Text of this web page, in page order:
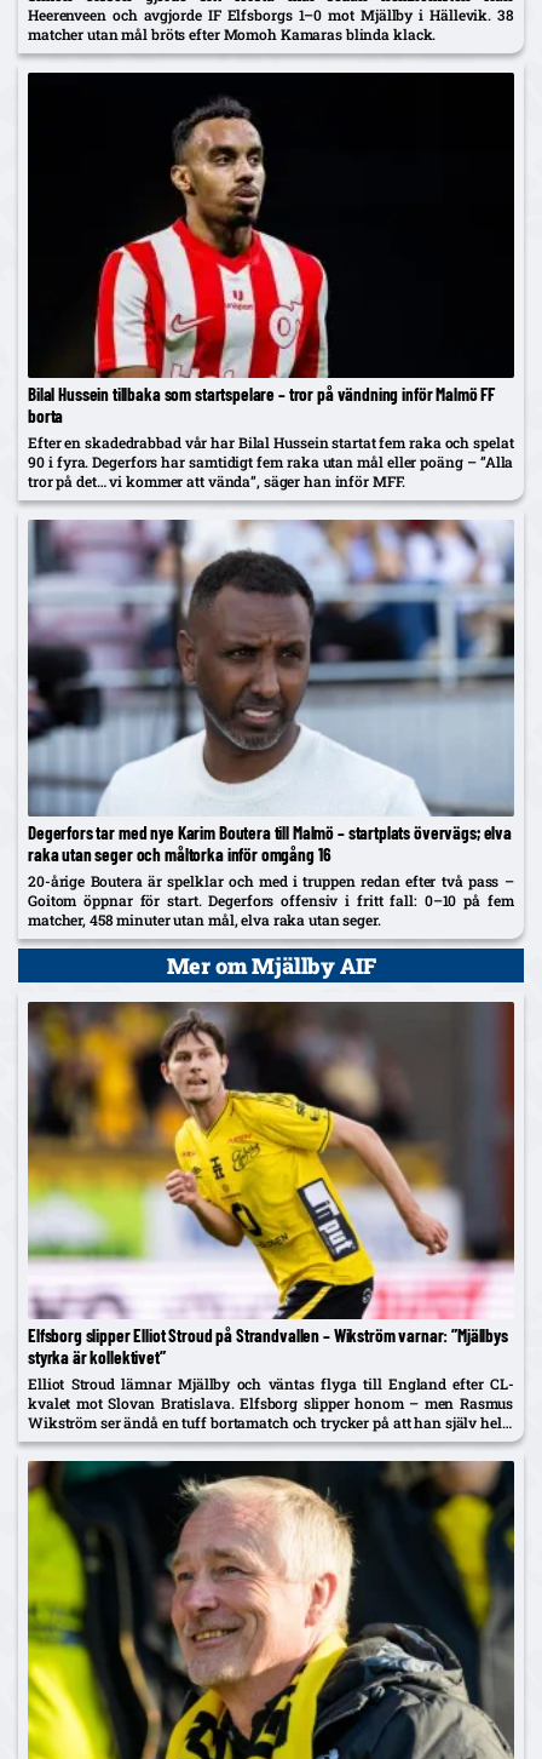
Heerenveen och avgjorde IF Elfsborgs 1–0 mot Mjällby i Hällevik. 38
matcher utan mål bröts efter Momoh Kamaras blinda klack.
Bilal Hussein tillbaka som startspelare – tror på vändning inför Malmö FF
borta
Efter en skadedrabbad vår har Bilal Hussein startat fem raka och spelat
90 i fyra. Degerfors har samtidigt fem raka utan mål eller poäng – ”Alla
tror på det… vi kommer att vända”, säger han inför MFF.
Degerfors tar med nye Karim Boutera till Malmö – startplats övervägs; elva
raka utan seger och måltorka inför omgång 16
20-årige Boutera är spelklar och med i truppen redan efter två pass –
Goitom öppnar för start. Degerfors offensiv i fritt fall: 0–10 på fem
matcher, 458 minuter utan mål, elva raka utan seger.
Mer om Mjällby AIF
Elfsborg slipper Elliot Stroud på Strandvallen – Wikström varnar: ”Mjällbys
styrka är kollektivet”
Elliot Stroud lämnar Mjällby och väntas flyga till England efter CL-
kvalet mot Slovan Bratislava. Elfsborg slipper honom – men Rasmus
Wikström ser ändå en tuff bortamatch och trycker på att han själv helst
spelar mittback.